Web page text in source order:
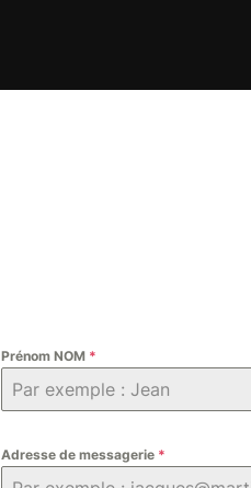
Prénom NOM *
Adresse de messagerie *